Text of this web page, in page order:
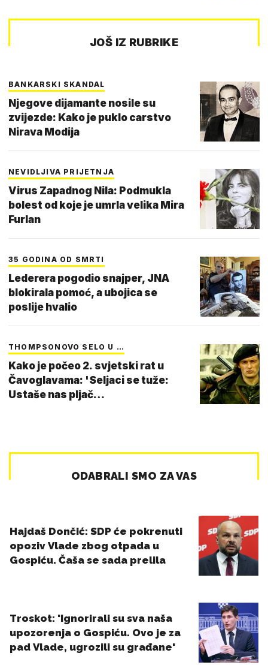
JOŠ IZ RUBRIKE
BANKARSKI SKANDAL
Njegove dijamante nosile su
zvijezde: Kako je puklo carstvo
Nirava Modija
NEVIDLJIVA PRIJETNJA
Virus Zapadnog Nila: Podmukla
bolest od koje je umrla velika Mira
Furlan
35 GODINA OD SMRTI
Lederera pogodio snajper, JNA
blokirala pomoć, a ubojica se
poslije hvalio
THOMPSONOVO SELO U …
Kako je počeo 2. svjetski rat u
Čavoglavama: 'Seljaci se tuže:
Ustaše nas pljač…